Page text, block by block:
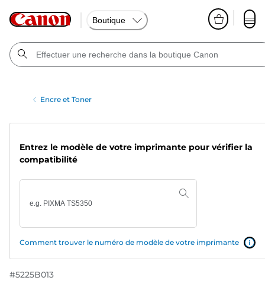
Boutique
Encre et Toner
Entrez le modèle de votre imprimante pour vérifier la
compatibilité
Comment trouver le numéro de modèle de votre imprimante
#5225B013